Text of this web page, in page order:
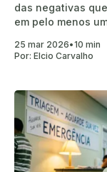
das negativas
em pelo menos
25 mar 2026•10 min
Por: Elcio Carvalho